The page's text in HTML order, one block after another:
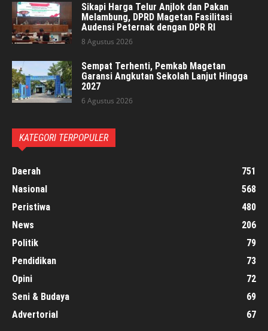
Sikapi Harga Telur Anjlok dan Pakan
Melambung, DPRD Magetan Fasilitasi
Audensi Peternak dengan DPR RI
8 Agustus 2026
Sempat Terhenti, Pemkab Magetan
Garansi Angkutan Sekolah Lanjut Hingga
2027
6 Agustus 2026
KATEGORI TERPOPULER
Daerah
751
Nasional
568
Peristiwa
480
News
206
Politik
79
Pendidikan
73
Opini
72
Seni & Budaya
69
Advertorial
67